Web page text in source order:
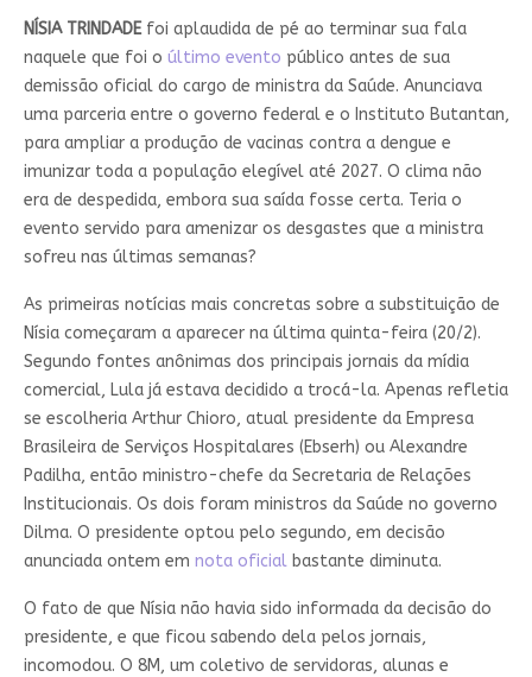
NÍSIA TRINDADE foi aplaudida de pé ao terminar sua fala
naquele que foi o último evento público antes de sua
demissão oficial do cargo de ministra da Saúde. Anunciava
uma parceria entre o governo federal e o Instituto Butantan,
para ampliar a produção de vacinas contra a dengue e
imunizar toda a população elegível até 2027. O clima não
era de despedida, embora sua saída fosse certa. Teria o
evento servido para amenizar os desgastes que a ministra
sofreu nas últimas semanas?
As primeiras notícias mais concretas sobre a substituição de
Nísia começaram a aparecer na última quinta-feira (20/2).
Segundo fontes anônimas dos principais jornais da mídia
comercial, Lula já estava decidido a trocá-la. Apenas refletia
se escolheria Arthur Chioro, atual presidente da Empresa
Brasileira de Serviços Hospitalares (Ebserh) ou Alexandre
Padilha, então ministro-chefe da Secretaria de Relações
Institucionais. Os dois foram ministros da Saúde no governo
Dilma. O presidente optou pelo segundo, em decisão
anunciada ontem em nota oficialbastante diminuta.
O fato de que Nísia não havia sido informada da decisão do
presidente, e que ficou sabendo dela pelos jornais,
incomodou. O 8M, um coletivo de servidoras, alunas e